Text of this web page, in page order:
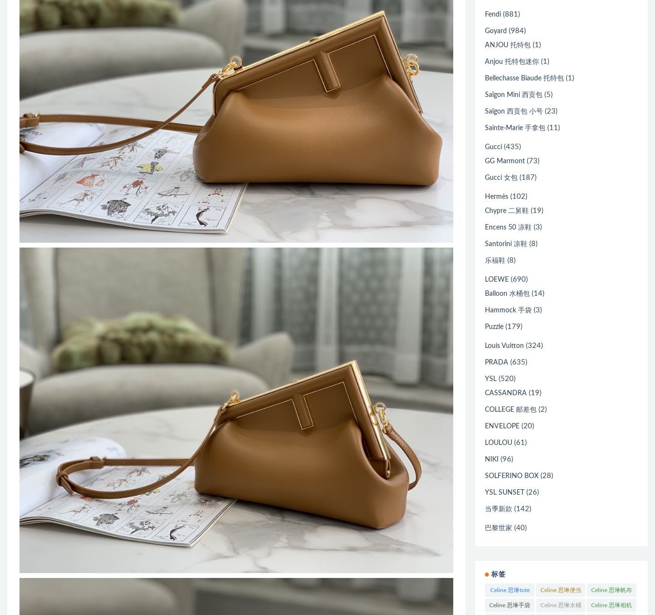
Fendi (881)
Goyard (984)
ANJOU 托特包 (1)
Anjou 托特包迷你 (1)
Bellechasse Biaude 托特包 (1)
Saïgon Mini 西贡包 (5)
Saïgon 西贡包 小号 (23)
Sainte-Marie 手拿包 (11)
Gucci (435)
GG Marmont (73)
Gucci 女包 (187)
Hermès (102)
Chypre 二舅鞋 (19)
Encens 50 凉鞋 (3)
Santorini 凉鞋 (8)
乐福鞋 (8)
LOEWE (690)
Balloon 水桶包 (14)
Hammock 手袋 (3)
Puzzle (179)
Louis Vuitton (324)
PRADA (635)
YSL (520)
CASSANDRA (19)
COLLEGE 邮差包 (2)
ENVELOPE (20)
LOULOU (61)
NIKI (96)
SOLFERINO BOX (28)
YSL SUNSET (26)
当季新款 (142)
巴黎世家 (40)
标签
Celine 思琳tote
包 (23)
Celine 思琳便当
包 (14)
Celine 思琳帆布
包 (18)
Celine 思琳手袋 Celine 思琳水桶 Celine 思琳相机